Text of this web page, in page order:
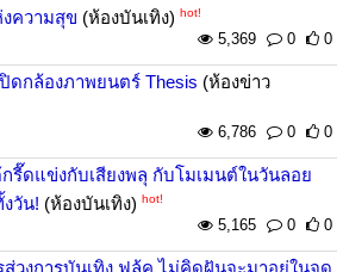
ความสุข (ห้องบันเทิง) hot!
5,369 0 0
กล้องภาพยนตร์ Thesis (ห้องข่าว
6,786 0 0
ดแข่งกับเสียงพลุ กับโมเมนต์ในวันลอย
วัน! (ห้องบันเทิง) hot!
5,165 0 0
สู่วงการบันเทิง ฟลุ้ค ไม่คิดฝันจะมาอยู่ในจุด